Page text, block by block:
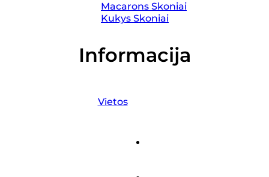
Macarons Skoniai
Kukys Skoniai
Informacija
Vietos